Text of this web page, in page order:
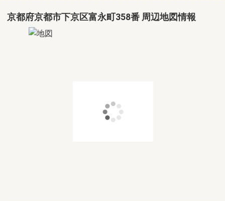
京都府京都市下京区富永町358番 周辺地図情報